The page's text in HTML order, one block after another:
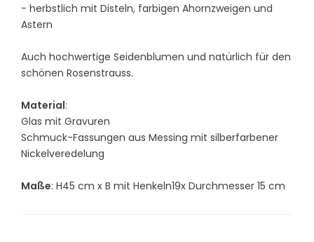
- herbstlich mit Disteln, farbigen Ahornzweigen und
Astern
Auch hochwertige Seidenblumen und natürlich für den
schönen Rosenstrauss.
Material:
Glas mit Gravuren
Schmuck-Fassungen aus Messing mit silberfarbener
Nickelveredelung
Maße: H45 cm x B mit Henkeln19x Durchmesser 15 cm